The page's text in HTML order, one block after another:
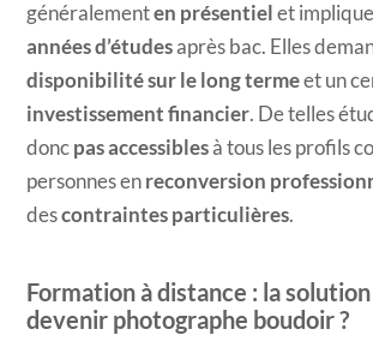
généralementen présentiel et
années d’étudesaprès bac. Elles
disponibilité sur le long termeet un
investissement financier. De telles
donc pas accessiblesà tous les profils
personnes en reconversion
descontraintes particulières.
Formation à distance : la
devenir photographe boudoir ?